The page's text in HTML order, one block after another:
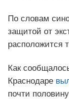
По словам
защитой от
расположится
Как
Краснодаре
почти